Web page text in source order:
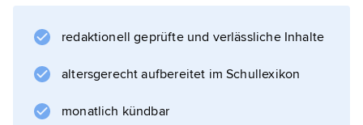
redaktionell geprüfte und verlässliche Inhalte
altersgerecht aufbereitet im Schullexikon
monatlich kündbar